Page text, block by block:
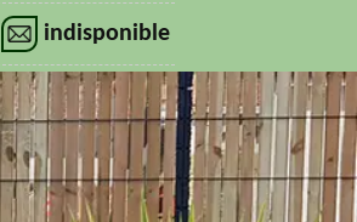
indisponible